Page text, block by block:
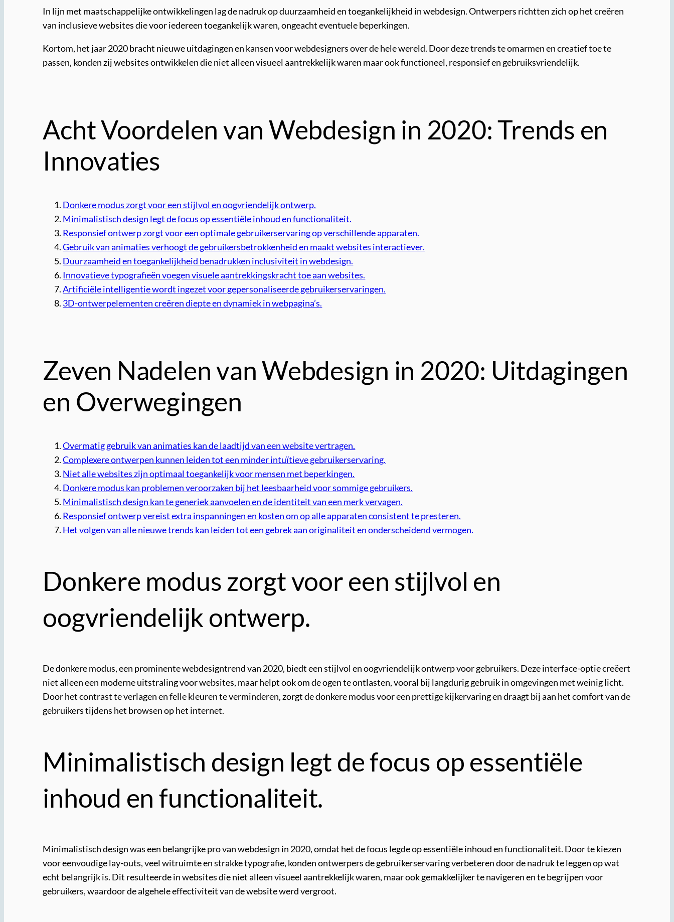
In lijn met maatschappelijke ontwikkelingen lag de nadruk op duurzaamheid en toegankelijkheid in webdesign. Ontwerpers richtten zich op het creëren
van inclusieve websites die voor iedereen toegankelijk waren, ongeacht eventuele beperkingen.
Kortom, het jaar 2020 bracht nieuwe uitdagingen en kansen voor webdesigners over de hele wereld. Door deze trends te omarmen en creatief toe te
passen, konden zij websites ontwikkelen die niet alleen visueel aantrekkelijk waren maar ook functioneel, responsief en gebruiksvriendelijk.
Acht Voordelen van Webdesign in 2020: Trends en
Innovaties
Donkere modus zorgt voor een stijlvol en oogvriendelijk ontwerp.
Minimalistisch design legt de focus op essentiële inhoud en functionaliteit.
Responsief ontwerp zorgt voor een optimale gebruikerservaring op verschillende apparaten.
Gebruik van animaties verhoogt de gebruikersbetrokkenheid en maakt websites interactiever.
Duurzaamheid en toegankelijkheid benadrukken inclusiviteit in webdesign.
Innovatieve typografieën voegen visuele aantrekkingskracht toe aan websites.
Artificiële intelligentie wordt ingezet voor gepersonaliseerde gebruikerservaringen.
3D-ontwerpelementen creëren diepte en dynamiek in webpagina’s.
Zeven Nadelen van Webdesign in 2020: Uitdagingen
en Overwegingen
Overmatig gebruik van animaties kan de laadtijd van een website vertragen.
Complexere ontwerpen kunnen leiden tot een minder intuïtieve gebruikerservaring.
Niet alle websites zijn optimaal toegankelijk voor mensen met beperkingen.
Donkere modus kan problemen veroorzaken bij het leesbaarheid voor sommige gebruikers.
Minimalistisch design kan te generiek aanvoelen en de identiteit van een merk vervagen.
Responsief ontwerp vereist extra inspanningen en kosten om op alle apparaten consistent te presteren.
Het volgen van alle nieuwe trends kan leiden tot een gebrek aan originaliteit en onderscheidend vermogen.
Donkere modus zorgt voor een stijlvol en
oogvriendelijk ontwerp.
De donkere modus, een prominente webdesigntrend van 2020, biedt een stijlvol en oogvriendelijk ontwerp voor gebruikers. Deze interface-optie creëert
niet alleen een moderne uitstraling voor websites, maar helpt ook om de ogen te ontlasten, vooral bij langdurig gebruik in omgevingen met weinig licht.
Door het contrast te verlagen en felle kleuren te verminderen, zorgt de donkere modus voor een prettige kijkervaring en draagt bij aan het comfort van de
gebruikers tijdens het browsen op het internet.
Minimalistisch design legt de focus op essentiële
inhoud en functionaliteit.
Minimalistisch design was een belangrijke pro van webdesign in 2020, omdat het de focus legde op essentiële inhoud en functionaliteit. Door te kiezen
voor eenvoudige lay-outs, veel witruimte en strakke typografie, konden ontwerpers de gebruikerservaring verbeteren door de nadruk te leggen op wat
echt belangrijk is. Dit resulteerde in websites die niet alleen visueel aantrekkelijk waren, maar ook gemakkelijker te navigeren en te begrijpen voor
gebruikers, waardoor de algehele effectiviteit van de website werd vergroot.